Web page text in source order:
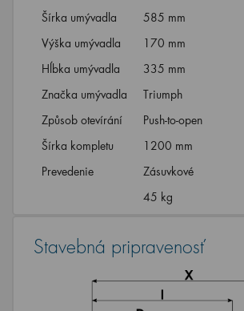
Šírka umývadla
585 mm
Výška umývadla
170 mm
Hĺbka umývadla
335 mm
Značka umývadla
Triumph
Způsob otevírání
Push-to-open
Šírka kompletu
1200 mm
Prevedenie
Zásuvkové
45 kg
Stavebná pripravenosť